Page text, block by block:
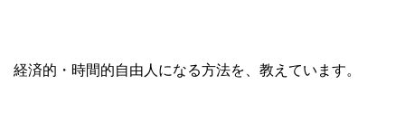
経済的・時間的自由人になる方法を、教えています。